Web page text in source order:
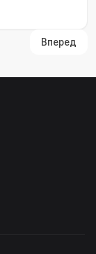
Вперед